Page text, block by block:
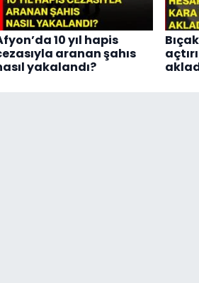
10 yıl hapis
aranan şahıs
yakalandı?